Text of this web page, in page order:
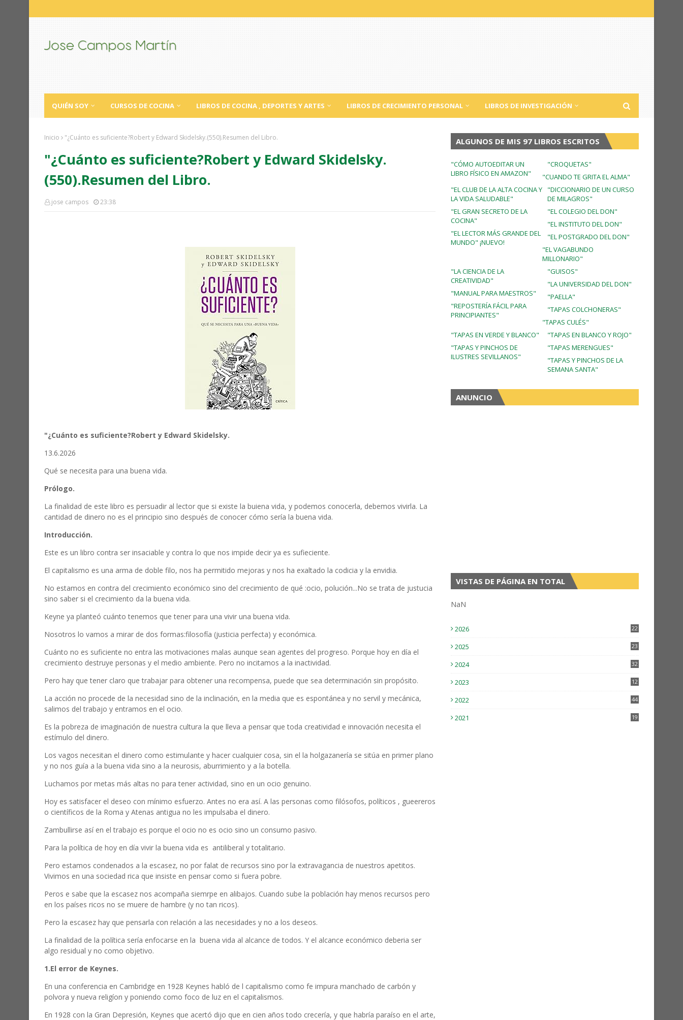
QUIÉN SOY CURSOS DE COCINA LIBROS DE COCINA , DEPORTES Y ARTES LIBROS DE CRECIMIENTO PERSONAL LIBROS DE INVESTIGACIÓN
Inicio "¿Cuánto es suficiente?Robert y Edward Skidelsky.(550).Resumen del Libro.
"¿Cuánto es suficiente?Robert y Edward Skidelsky.
(550).Resumen del Libro.
jose campos 23:38
"¿Cuánto es suficiente?Robert y Edward Skidelsky.
13.6.2026
Qué se necesita para una buena vida.
Prólogo.
La finalidad de este libro es persuadir al lector que si existe la buiena vida, y podemos conocerla, debemos vivirla. La
cantidad de dinero no es el principio sino después de conocer cómo sería la buena vida.
Introducción.
Este es un libro contra ser insaciable y contra lo que nos impide decir ya es sufieciente.
El capitalismo es una arma de doble filo, nos ha permitido mejoras y nos ha exaltado la codicia y la envidia.
No estamos en contra del crecimiento económico sino del crecimiento de qué :ocio, polución...No se trata de justucia
sino saber si el crecimiento da la buena vida.
Keyne ya planteó cuánto tenemos que tener para una vivir una buena vida.
Nosotros lo vamos a mirar de dos formas:filosofía (justicia perfecta) y económica.
Cuánto no es suficiente no entra las motivaciones malas aunque sean agentes del progreso. Porque hoy en día el
crecimiento destruye personas y el medio ambiente. Pero no incitamos a la inactividad.
Pero hay que tener claro que trabajar para obtener una recompensa, puede que sea determinación sin propósito.
La acción no procede de la necesidad sino de la inclinación, en la media que es espontánea y no servil y mecánica,
salimos del trabajo y entramos en el ocio.
Es la pobreza de imaginación de nuestra cultura la que lleva a pensar que toda creatividad e innovación necesita el
estímulo del dinero.
Los vagos necesitan el dinero como estimulante y hacer cualquier cosa, sin el la holgazanería se sitúa en primer plano
y no nos guía a la buena vida sino a la neurosis, aburrimiento y a la botella.
Luchamos por metas más altas no para tener actividad, sino en un ocio genuino.
Hoy es satisfacer el deseo con mínimo esfuerzo. Antes no era así. A las personas como filósofos, políticos , gueereros
o científicos de la Roma y Atenas antigua no les impulsaba el dinero.
Zambullirse así en el trabajo es porque el ocio no es ocio sino un consumo pasivo.
Para la política de hoy en día vivir la buena vida es antiliberal y totalitario.
Pero estamos condenados a la escasez, no por falat de recursos sino por la extravagancia de nuestros apetitos.
Vivimos en una sociedad rica que insiste en pensar como si fuera pobre.
Peros e sabe que la escasez nos acompaña siemrpe en alibajos. Cuando sube la población hay menos recursos pero
en los países ricos no se muere de hambre (y no tan ricos).
Pero la escasez hay que pensarla con relación a las necesidades y no a los deseos.
La finalidad de la política sería enfocarse en la buena vida al alcance de todos. Y el alcance económico deberia ser
algo residual y no como objetivo.
1.El error de Keynes.
En una conferencia en Cambridge en 1928 Keynes habló de l capitalismo como fe impura manchado de carbón y
polvora y nueva religíon y poniendo como foco de luz en el capitalismos.
En 1928 con la Gran Depresión, Keynes que acertó dijo que en cien años todo crecería, y que habría paraíso en el arte,
ALGUNOS DE MIS 97 LIBROS ESCRITOS
"CÓMO AUTOEDITAR UN
LIBRO FÍSICO EN AMAZON"
"CROQUETAS"
"CUANDO TE GRITA EL ALMA"
"DICCIONARIO DE UN CURSO
DE MILAGROS"
"EL CLUB DE LA ALTA COCINA Y
LA VIDA SALUDABLE"
"EL COLEGIO DEL DON"
"EL GRAN SECRETO DE LA
COCINA"
"EL INSTITUTO DEL DON"
"EL LECTOR MÁS GRANDE DEL
MUNDO" ¡NUEVO!
"EL POSTGRADO DEL DON"
"EL VAGABUNDO
MILLONARIO"
"GUISOS"
"LA CIENCIA DE LA
CREATIVIDAD"
"LA UNIVERSIDAD DEL DON"
"MANUAL PARA MAESTROS"
"PAELLA"
"REPOSTERÍA FÁCIL PARA
PRINCIPIANTES"
"TAPAS COLCHONERAS"
"TAPAS CULÉS"
"TAPAS EN BLANCO Y ROJO"
"TAPAS EN VERDE Y BLANCO"
"TAPAS MERENGUES"
"TAPAS Y PINCHOS DE
ILUSTRES SEVILLANOS"
"TAPAS Y PINCHOS DE LA
SEMANA SANTA"
ANUNCIO
VISTAS DE PÁGINA EN TOTAL
NaN
2026
22
2025
23
2024
32
2023 12
2022 44
2021 19